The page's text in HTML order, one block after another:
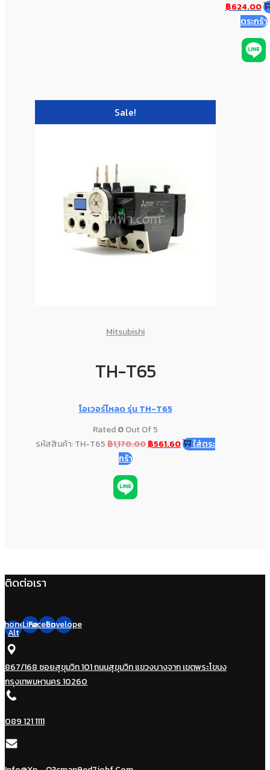
฿624.00
ตระกร้า
Sale!
Mitsubishi
TH-T65
โอเวอร์โหลด รุ่น TH-T65
Rated0Out Of 5
รหัสสินค้า: TH-T65฿1,170.00฿561.60
ใส่ตระ
กร้า
ติดต่อเรา
Alt
Line
Facebook
Envelope
867/168 ซอยสุขุมวิท 101 ถนนสุขุมวิท แขวงบางจาก เขตพระโขนง
กรุงเทพมหานคร 10260
089 121 1111